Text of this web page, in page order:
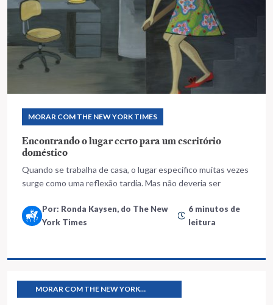
MORAR COM THE NEW YORK TIMES
Encontrando o lugar certo para um escritório
doméstico
Quando se trabalha de casa, o lugar específico muitas vezes
surge como uma reflexão tardia. Mas não deveria ser
Por: Ronda Kaysen, do The New
York Times
6 minutos de
leitura
MORAR COM THE NEW YORK